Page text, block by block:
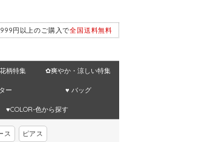
円以上のご購入で全国送料無料
柄特集 ✿爽やか・涼しい特集
ー ♥ バッグ
♥COLOR-色から探す
ス ピアス